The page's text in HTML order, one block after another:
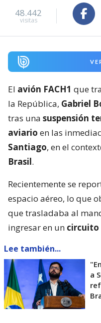
48.442
visitas
El avión FACH1 que
la República, Gabriel
tras una suspensión
aviario en las
Santiago, en el
Brasil.
Recientemente se
espacio aéreo, lo que
que trasladaba al
ingresar en un circuito
Lee también...
a